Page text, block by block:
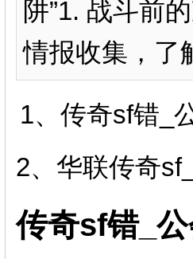
阱”1. 战斗前
情报收集，了
1、传奇sf错_
2、华联传奇
传奇sf错_